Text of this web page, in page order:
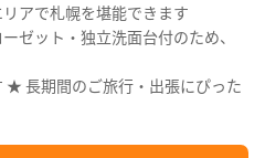
アで札幌を堪能できます
ゼット・独立洗面台付のため、
★ 長期間のご旅行・出張にぴった